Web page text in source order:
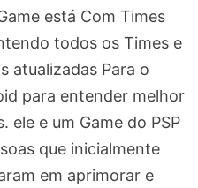
está Com Times
todos os Times e
atualizadas Para o
para entender melhor
ele e um Game do PSP
que inicialmente
em aprimorar e